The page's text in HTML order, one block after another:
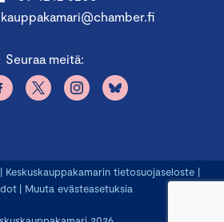
Seuraa meitä:
| Keskuskauppakamarin tietosuojaseloste |
| Muuta evästeasetuksia